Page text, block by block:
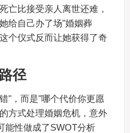
亡比接受亲人离世还难，
给自己办了场"婚姻葬
个仪式反而让她获得了奇
径
"，而是"哪个代价你更愿
方式处理婚姻危机，意外
性做成了SWOT分析